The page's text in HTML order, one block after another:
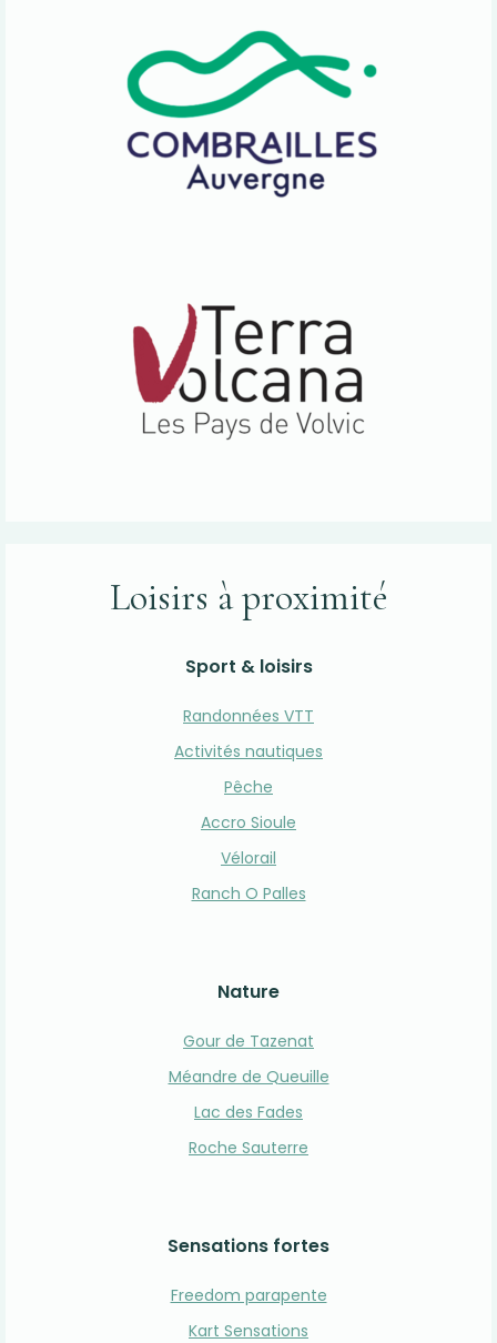
Loisirs à proximité
Sport & loisirs
Randonnées VTT
Activités nautiques
Pêche
Accro Sioule
Vélorail
Ranch O Palles
Nature
Gour de Tazenat
Méandre de Queuille
Lac des Fades
Roche Sauterre
Sensations fortes
Freedom parapente
Kart Sensations